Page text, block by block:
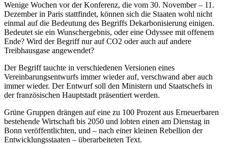
Wenige Wochen vor der Konferenz, die vom 30. November – 11.
Dezember in Paris stattfindet, können sich die Staaten wohl nicht
einmal auf die Bedeutung des Begriffs Dekarbonisierung einigen.
Bedeutet sie ein Wunschergebnis, oder eine Odyssee mit offenem
Ende? Wird der Begriff nur auf CO2 oder auch auf andere
Treibhausgase angewendet?
Der Begriff tauchte in verschiedenen Versionen eines
Vereinbarungsentwurfs immer wieder auf, verschwand aber auch
immer wieder. Der Entwurf soll den Ministern und Staatschefs in
der französischen Hauptstadt präsentiert werden.
Grüne Gruppen drängen auf eine zu 100 Prozent aus Erneuerbaren
bestehende Wirtschaft bis 2050 und lobten einen am Dienstag in
Bonn veröffentlichten, und – nach einer kleinen Rebellion der
Entwicklungsstaaten – überarbeiteten Text.